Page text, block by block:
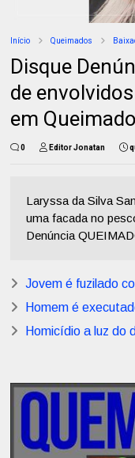
Início Queimados
Disque
de
em
0 Editor Jonatan
Laryssa da Silva
uma facada no
Denúncia
Jovem é fuzilado
Homem é
Homicídio a luz do